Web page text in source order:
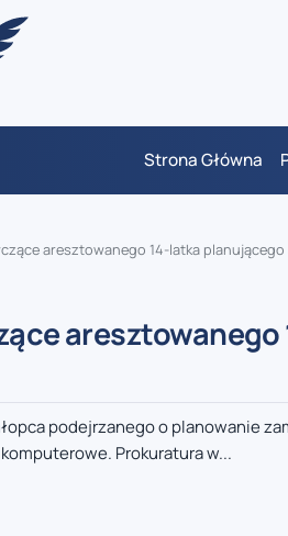
Strona Główna
aresztowanego 14-latka
podejrzanego o planowanie
Prokuratura w...